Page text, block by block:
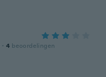
· 4 beoordelingen